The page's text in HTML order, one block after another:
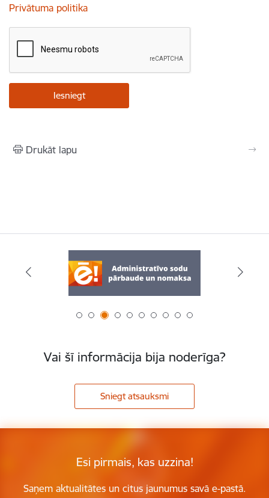
Privātuma politika
Drukāt lapu
Vai šī informācija bija noderīga?
Sniegt atsauksmi
Esi pirmais, kas uzzina!
Saņem aktualitātes un citus jaunumus savā e-pastā.